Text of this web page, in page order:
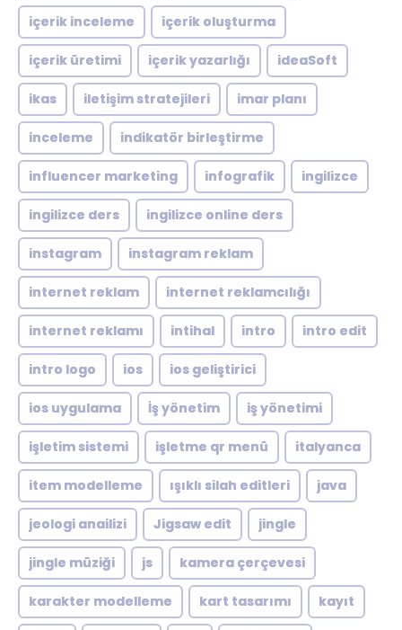
içerik inceleme içerik oluşturma
içerik üretimi içerik yazarlığı ideaSoft
ikas iletişim stratejileri imar planı
inceleme indikatör birleştirme
influencer marketing infografik ingilizce
ingilizce ders ingilizce online ders
instagram instagram reklam
internet reklam internet reklamcılığı
internet reklamı intihal intro intro edit
intro logo ios ios geliştirici
ios uygulama İş yönetim iş yönetimi
işletim sistemi işletme qr menü italyanca
item modelleme ışıklı silah editleri java
jeologi anailizi Jigsaw edit jingle
jingle müziği js kamera çerçevesi
karakter modelleme kart tasarımı kayıt